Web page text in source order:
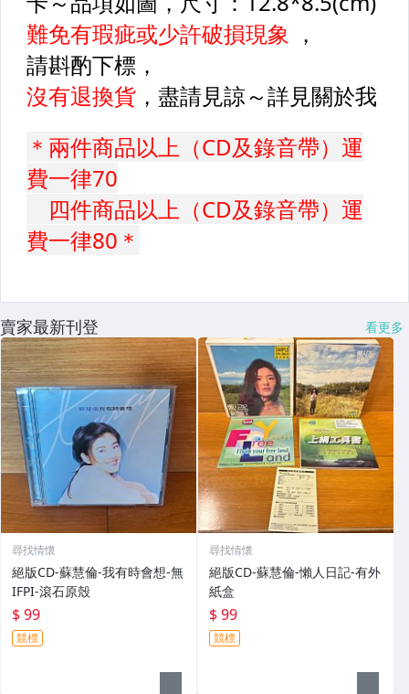
賣家最新刊登 看更多
尋找情懷
絕版CD-蘇慧倫-我有時會想-無
IFPI-滾石原殼
$ 99
競標
尋找情懷
絕版CD-蘇慧倫-懶人日記-有外
紙盒
$ 99
競標